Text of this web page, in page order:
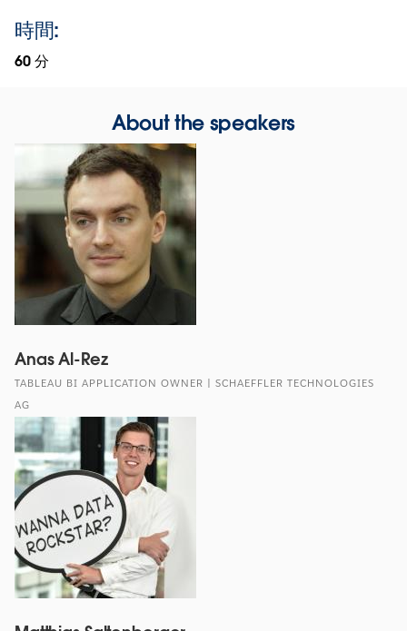
時間:
60 分
About the speakers
Anas Al-Rez
TABLEAU BI APPLICATION OWNER | SCHAEFFLER TECHNOLOGIES
AG